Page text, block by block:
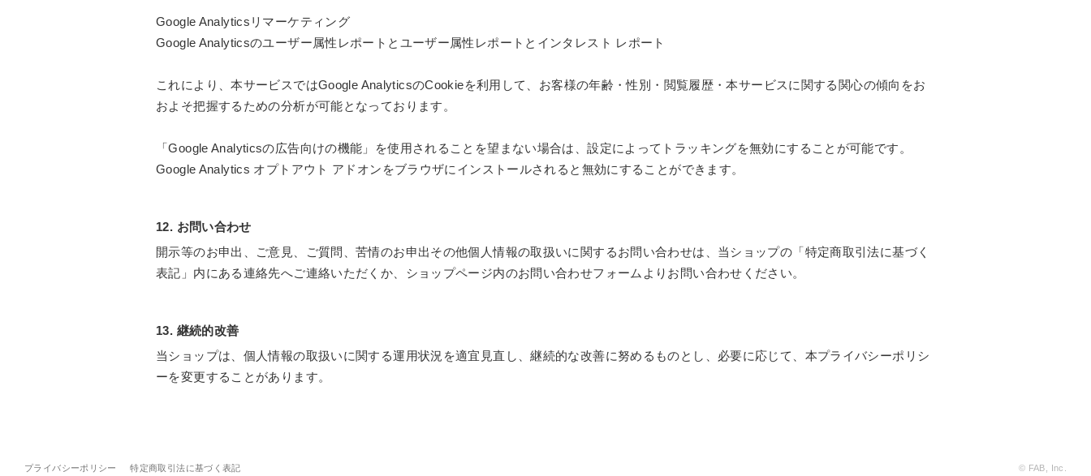
Google Analyticsリマーケティング
Google Analyticsのユーザー属性レポートとユーザー属性レポートとインタレスト レポート
これにより、本サービスではGoogle AnalyticsのCookieを利用して、お客様の年齢・性別・閲覧履歴・本サービスに関する関心の傾向をお
およそ把握するための分析が可能となっております。
「Google Analyticsの広告向けの機能」を使用されることを望まない場合は、設定によってトラッキングを無効にすることが可能です。
Google Analytics オプトアウト アドオンをブラウザにインストールされると無効にすることができます。
12. お問い合わせ
開示等のお申出、ご意見、ご質問、苦情のお申出その他個人情報の取扱いに関するお問い合わせは、当ショップの「特定商取引法に基づく
表記」内にある連絡先へご連絡いただくか、ショップページ内のお問い合わせフォームよりお問い合わせください。
13. 継続的改善
当ショップは、個人情報の取扱いに関する運用状況を適宜見直し、継続的な改善に努めるものとし、必要に応じて、本プライバシーポリシ
ーを変更することがあります。
プライバシーポリシー 特定商取引法に基づく表記 © FAB, Inc.